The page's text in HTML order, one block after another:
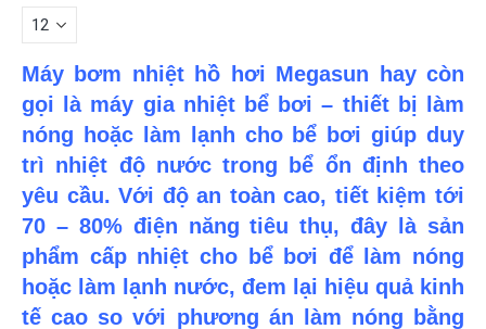
Máy bơm nhiệt hồ hơi Megasun hay còn
gọi là máy gia nhiệt bể bơi – thiết bị làm
nóng hoặc làm lạnh cho bể bơi giúp duy
trì nhiệt độ nước trong bể ổn định theo
yêu cầu. Với độ an toàn cao, tiết kiệm tới
70 – 80% điện năng tiêu thụ, đây là sản
phẩm cấp nhiệt cho bể bơi để làm nóng
hoặc làm lạnh nước, đem lại hiệu quả kinh
tế cao so với phương án làm nóng bằng